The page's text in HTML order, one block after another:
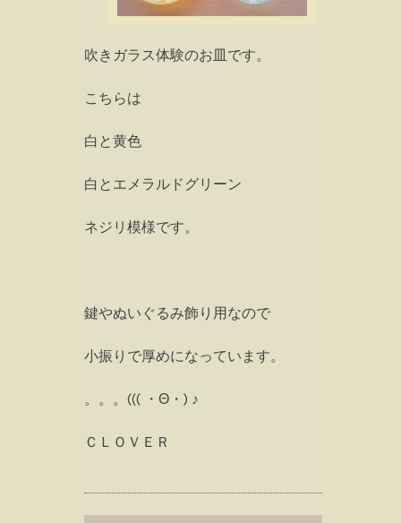
吹きガラス体験のお皿です。
こちらは
白と黄色
白とエメラルドグリーン
ネジリ模様です。
鍵やぬいぐるみ飾り用なので
小振りで厚めになっています。
。。。((( ・Θ・) ♪
ＣＬＯＶＥＲ